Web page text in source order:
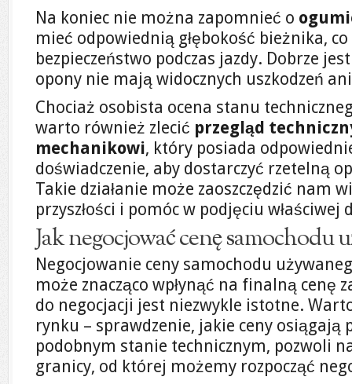
Na koniec nie można zapomnieć o
mieć odpowiednią głębokość bieżnika,
bezpieczeństwo podczas jazdy. Dobrze
opony nie mają widocznych uszkodzeń
Chociaż osobista ocena stanu
warto również zlecić przegląd
mechanikowi, który posiada
doświadczenie, aby dostarczyć rzetelną
Takie działanie może zaoszczędzić nam
przyszłości i pomóc w podjęciu właściwej
Jak negocjować cenę samochodu
Negocjowanie ceny samochodu
może znacząco wpłynąć na finalną cenę
do negocjacji jest niezwykle istotne.
rynku – sprawdzenie, jakie ceny osiągają
podobnym stanie technicznym, pozwoli
granicy, od której możemy rozpocząć